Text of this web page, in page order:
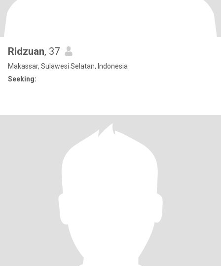
Ridzuan, 37
Makassar, Sulawesi Selatan, Indonesia
Seeking: